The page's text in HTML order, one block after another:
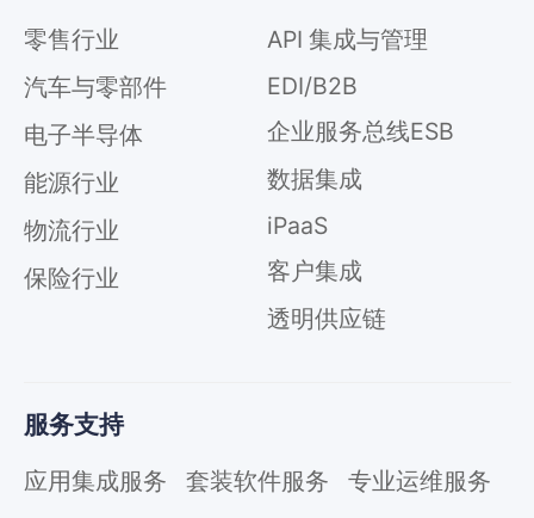
零售行业
汽车与零部件
电子半导体
能源行业
物流行业
保险行业
API 集成与管理
EDI/B2B
企业服务总线ESB
数据集成
iPaaS
客户集成
透明供应链
服务支持
应用集成服务 套装软件服务 专业运维服务